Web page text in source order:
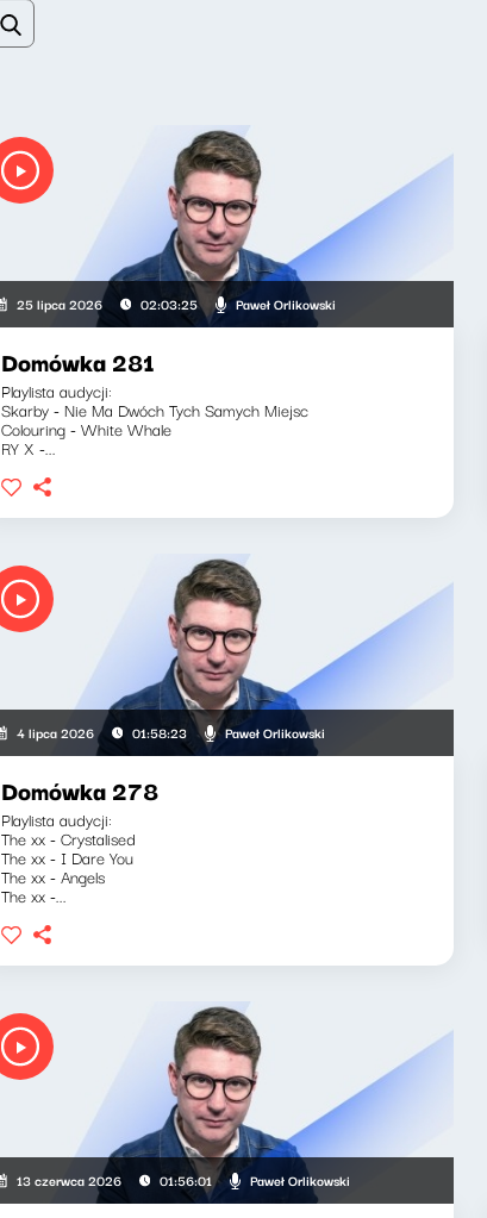
25 lipca 2026 02:03:25 Paweł Orlikowski
Domówka 281
Playlista audycji:
Skarby - Nie Ma Dwóch Tych Samych Miejsc
Colouring - White Whale
RY X -...
4 lipca 2026 01:58:23 Paweł Orlikowski
Domówka 278
Playlista audycji:
The xx - Crystalised
The xx - I Dare You
The xx - Angels
The xx -...
13 czerwca 2026 01:56:01 Paweł Orlikowski